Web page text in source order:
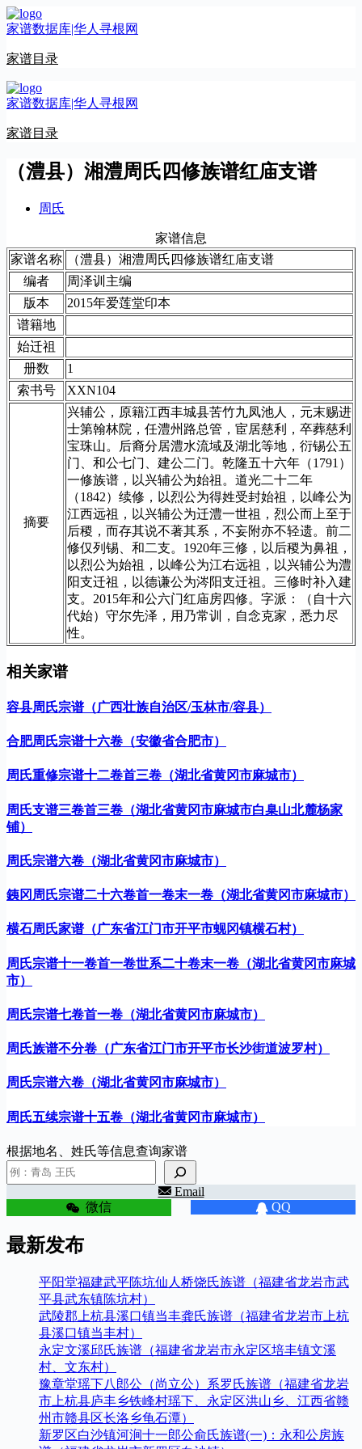
跳
至
容
家谱数据库|华人寻根网
家谱目录
家谱数据库|华人寻根网
家谱目录
（澧县）湘澧周氏四修族谱红庙支谱
周氏
家谱信息
家谱名称
（澧县）湘澧周氏四修族谱红庙支谱
编者
周泽训主编
版本
2015年爱莲堂印本
谱籍地
始迁祖
册数
1
索书号
XXN104
摘要
兴辅公，原籍江西丰城县苦竹九凤池人，元末赐进
士第翰林院，任澧州路总管，宦居慈利，卒葬慈利
宝珠山。后裔分居澧水流域及湖北等地，衍锡公五
门、和公七门、建公二门。乾隆五十六年（1791）
一修族谱，以兴辅公为始祖。道光二十二年
（1842）续修，以烈公为得姓受封始祖，以峰公为
江西远祖，以兴辅公为迁澧一世祖，烈公而上至于
后稷，而存其说不著其系，不妄附亦不轻遗。前二
修仅列锡、和二支。1920年三修，以后稷为鼻祖，
以烈公为始祖，以峰公为江右远祖，以兴辅公为澧
阳支迁祖，以德谦公为涔阳支迁祖。三修时补入建
支。2015年和公六门红庙房四修。字派：（自十六
代始）守尔先泽，用乃常训，自念克家，悉力尽
性。
相关家谱
容县周氏宗谱（广西壮族自治区/玉林市/容县）
合肥周氏宗谱十六卷（安徽省合肥市）
周氏重修宗谱十二卷首三卷（湖北省黄冈市麻城市）
周氏支谱三卷首三卷（湖北省黄冈市麻城市白臬山北麓杨家
铺）
周氏宗谱六卷（湖北省黄冈市麻城市）
銕冈周氏宗谱二十六卷首一卷末一卷（湖北省黄冈市麻城市）
横石周氏家谱（广东省江门市开平市蚬冈镇横石村）
周氏宗谱十一卷首一卷世系二十卷末一卷（湖北省黄冈市麻城
市）
周氏宗谱七卷首一卷（湖北省黄冈市麻城市）
周氏族谱不分卷（广东省江门市开平市长沙街道波罗村）
周氏宗谱六卷（湖北省黄冈市麻城市）
周氏五续宗谱十五卷（湖北省黄冈市麻城市）
根据地名、姓氏等信息查询家谱
Email
微信 QQ
最新发布
平阳堂福建武平陈坑仙人桥饶氏族谱（福建省龙岩市武
平县武东镇陈坑村）
武陵郡上杭县溪口镇当丰龚氏族谱（福建省龙岩市上杭
县溪口镇当丰村）
永定文溪邱氏族谱（福建省龙岩市永定区培丰镇文溪
村、文东村）
豫章堂瑶下八郎公（尚立公）系罗氏族谱（福建省龙岩
市上杭县庐丰乡铁峰村瑶下、永定区洪山乡、江西省赣
州市赣县区长洛乡龟石潭）
新罗区白沙镇河涧十一郎公俞氏族谱(一)：永和公房族